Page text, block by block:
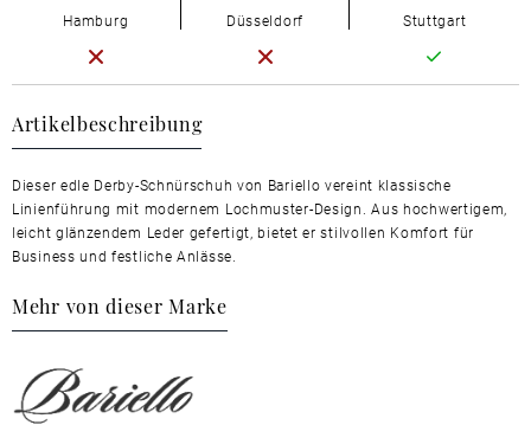
Artikelbeschreibung
Dieser edle Derby-Schnürschuh von Bariello vereint klassische
Linienführung mit modernem Lochmuster-Design. Aus hochwertigem,
leicht glänzendem Leder gefertigt, bietet er stilvollen Komfort für
Business und festliche Anlässe.
Mehr von dieser Marke
Hamburg Düsseldorf Stuttgart